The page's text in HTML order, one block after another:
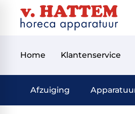
Home Klantenservice
Afzuiging